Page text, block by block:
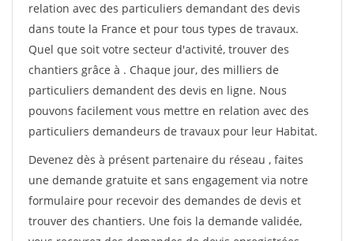
relation avec des particuliers demandant des devis
dans toute la France et pour tous types de travaux.
Quel que soit votre secteur d'activité, trouver des
chantiers grâce à . Chaque jour, des milliers de
particuliers demandent des devis en ligne. Nous
pouvons facilement vous mettre en relation avec des
particuliers demandeurs de travaux pour leur Habitat.
Devenez dès à présent partenaire du réseau , faites
une demande gratuite et sans engagement via notre
formulaire pour recevoir des demandes de devis et
trouver des chantiers. Une fois la demande validée,